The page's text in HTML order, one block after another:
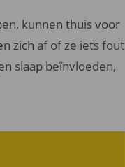
kunnen thuis voor
zich af of ze iets fout
slaap beïnvloeden,